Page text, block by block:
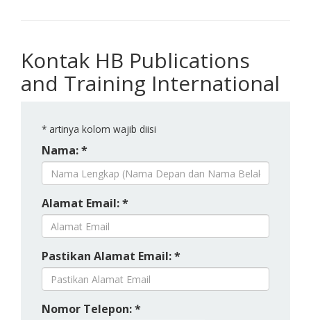
Kontak HB Publications
and Training International
* artinya kolom wajib diisi
Nama: *
Alamat Email: *
Pastikan Alamat Email: *
Nomor Telepon: *